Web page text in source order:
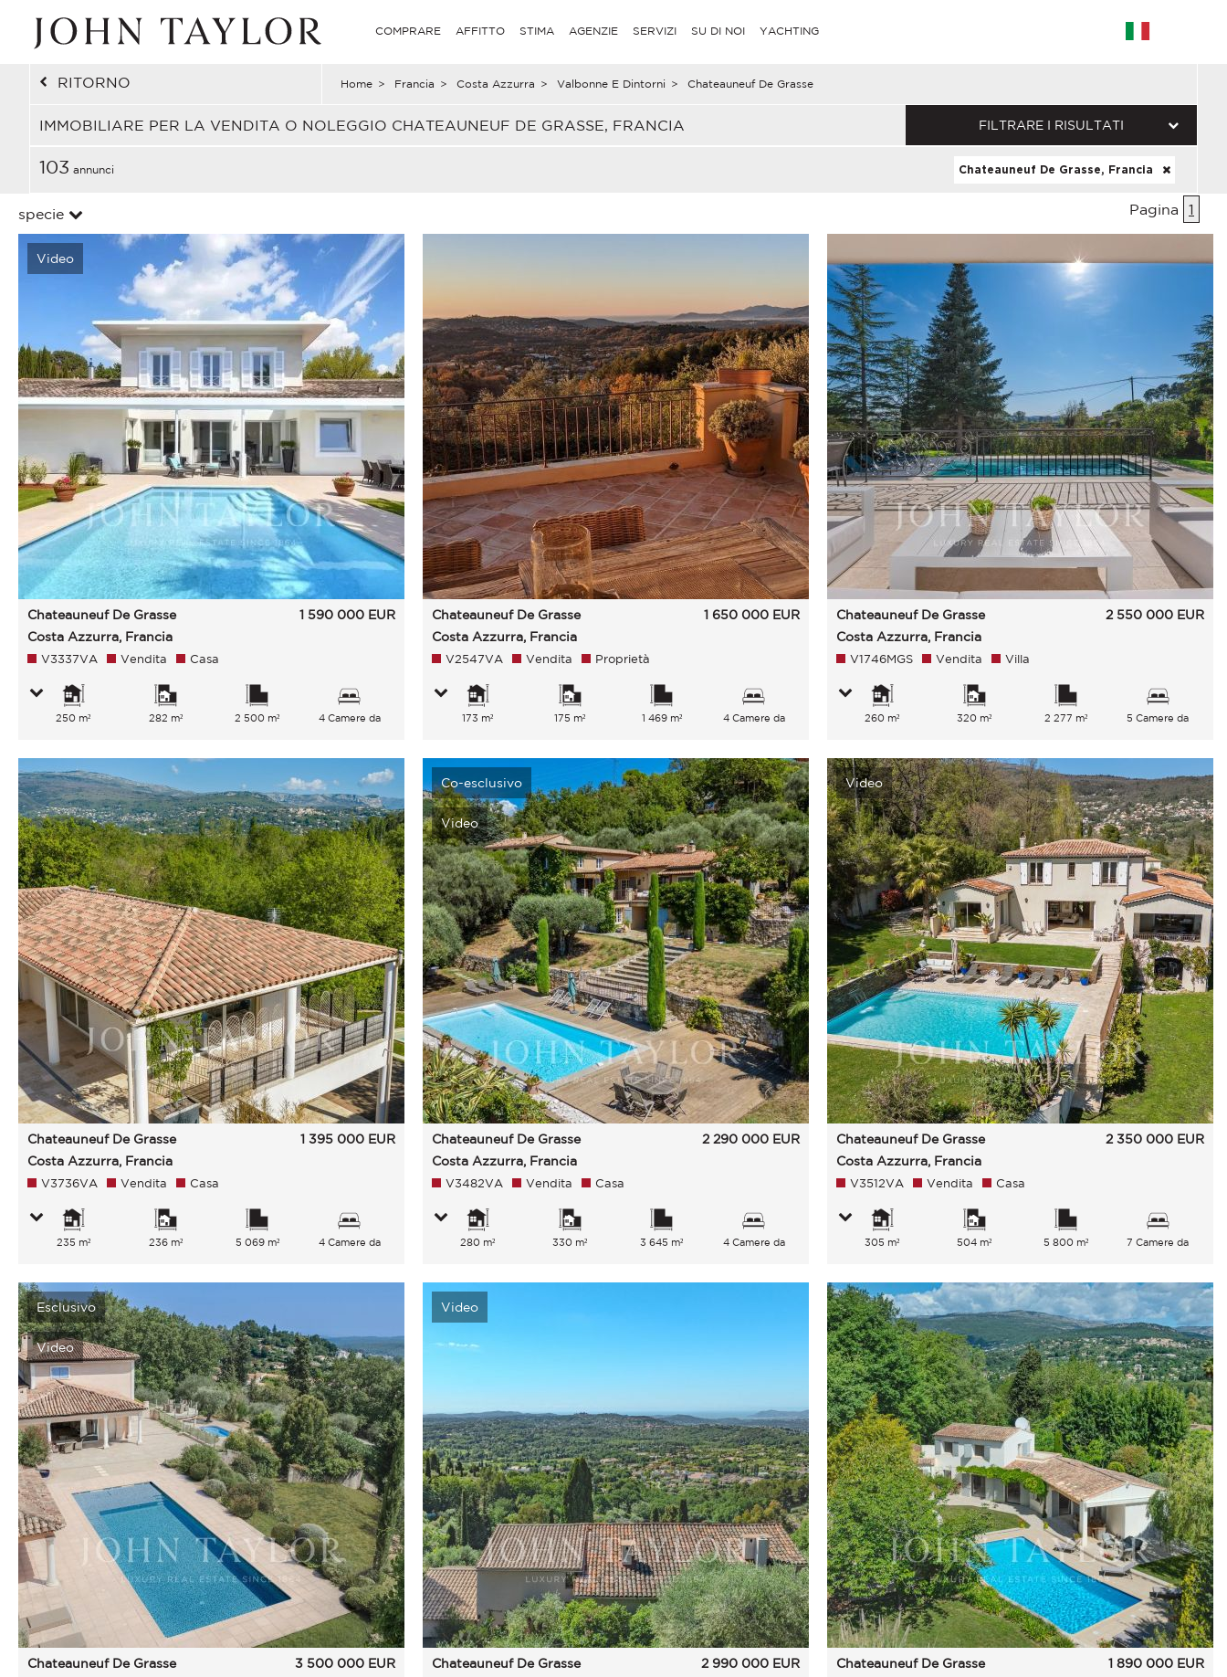
COMPRARE AFFITTO STIMA AGENZIE SERVIZI SU DI NOI YACHTING
RITORNO Home > Francia > Costa Azzurra > Valbonne E Dintorni > Chateauneuf De Grasse
IMMOBILIARE PER LA VENDITA O NOLEGGIO CHATEAUNEUF DE GRASSE, FRANCIA FILTRARE I RISULTATI
103 annunci Chateauneuf De Grasse, Francia
specie Pagina 1
Video
Chateauneuf De Grasse
Costa Azzurra, Francia
1 590 000 EUR
V3337VA Vendita Casa
250 m² 282 m² 2 500 m²
4 Camere da
Chateauneuf De Grasse
Costa Azzurra, Francia
1 650 000 EUR
V2547VA Vendita Proprietà
173 m² 175 m² 1 469 m²
4 Camere da
Chateauneuf De Grasse
Costa Azzurra, Francia
2 550 000 EUR
V1746MGS Vendita Villa
260 m² 320 m² 2 277 m²
5 Camere da
Chateauneuf De Grasse
Costa Azzurra, Francia
1 395 000 EUR
V3736VA Vendita Casa
235 m² 236 m² 5 069 m²
4 Camere da
Co-esclusivo
Video
Chateauneuf De Grasse
Costa Azzurra, Francia
2 290 000 EUR
V3482VA Vendita Casa
280 m² 330 m² 3 645 m²
4 Camere da
Video
Chateauneuf De Grasse
Costa Azzurra, Francia
2 350 000 EUR
V3512VA Vendita Casa
305 m² 504 m² 5 800 m²
7 Camere da
Esclusivo
Video
Chateauneuf De Grasse
3 500 000 EUR
Video
Chateauneuf De Grasse
2 990 000 EUR
Chateauneuf De Grasse
1 890 000 EUR